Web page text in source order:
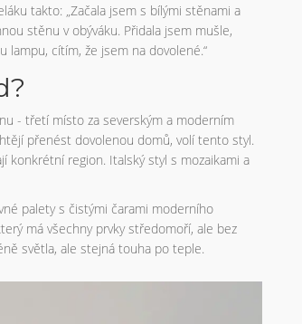
takto: „Začala jsem s bílými stěnami a
stěnu v obýváku. Přidala jsem mušle,
lampu, cítím, že jsem na dovolené.“
- třetí místo za severským a moderním
přenést dovolenou domů, volí tento styl.
konkrétní region. Italský styl s mozaikami a
palety s čistými čarami moderního
má všechny prvky středomoří, ale bez
světla, ale stejná touha po teple.